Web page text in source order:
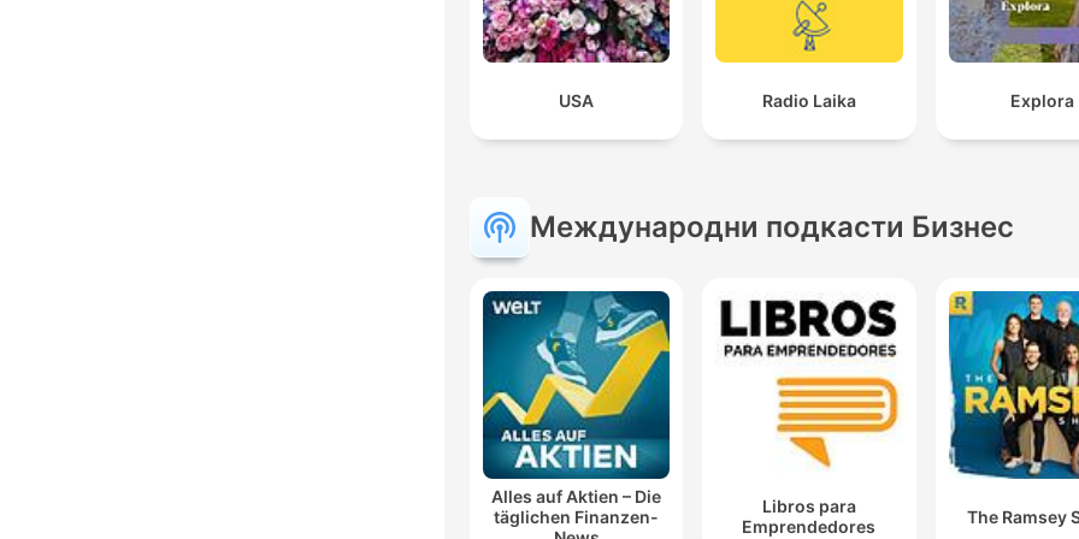
USA Radio Laika Explora
Международни подкасти Бизнес
Alles auf Aktien – Die
täglichen Finanzen-
Libros para
Emprendedores
The Ramsey